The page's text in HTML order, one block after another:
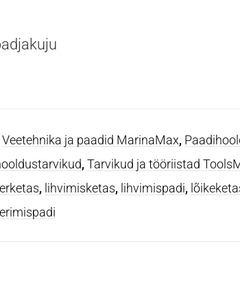
Veetehnika ja paadid MarinaMax,
, Tarvikud ja tööriistad
, lihvimisketas, lihvimispadi,